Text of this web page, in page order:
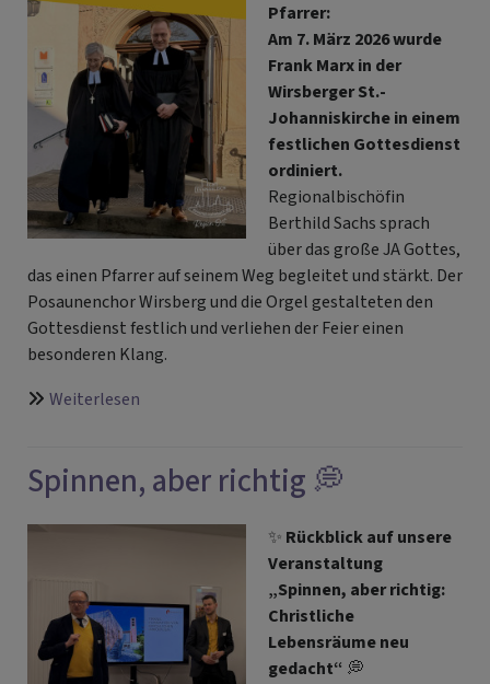
Pfarrer:
Am 7. März 2026 wurde
Frank Marx in der
Wirsberger St.-
Johanniskirche in einem
festlichen Gottesdienst
ordiniert.
Regionalbischöfin
Berthild Sachs sprach
über das große JA Gottes,
das einen Pfarrer auf seinem Weg begleitet und stärkt. Der
Posaunenchor Wirsberg und die Orgel gestalteten den
Gottesdienst festlich und verliehen der Feier einen
besonderen Klang.
Weiterlesen
Spinnen, aber richtig 💭
✨ Rückblick auf unsere
Veranstaltung
„Spinnen, aber richtig:
Christliche
Lebensräume neu
gedacht“ 💭